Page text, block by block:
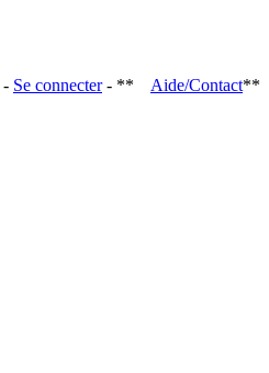
- Se connecter- ** Aide/Contact**